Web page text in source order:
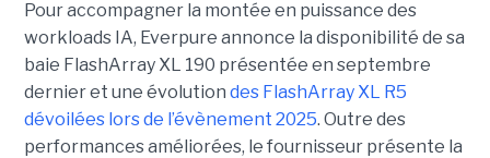
Pour accompagner la montée en puissance des
workloads IA, Everpure annonce la disponibilité de sa
baie FlashArray XL 190 présentée en septembre
dernier et une évolution des FlashArray XL R5
dévoilées lors de l’évènement 2025. Outre des
performances améliorées, le fournisseur présente la